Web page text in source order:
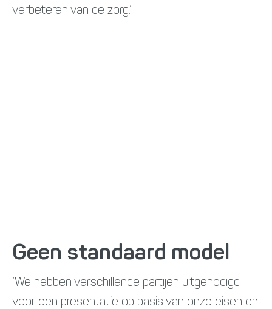
verbeteren van de zorg.’
Geen standaard model
‘We hebben verschillende partijen uitgenodigd
voor een presentatie op basis van onze eisen en